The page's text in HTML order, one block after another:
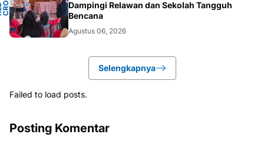
Dampingi Relawan dan Sekolah Tangguh
Bencana
Agustus 06, 2026
Selengkapnya
Failed to load posts.
Posting Komentar